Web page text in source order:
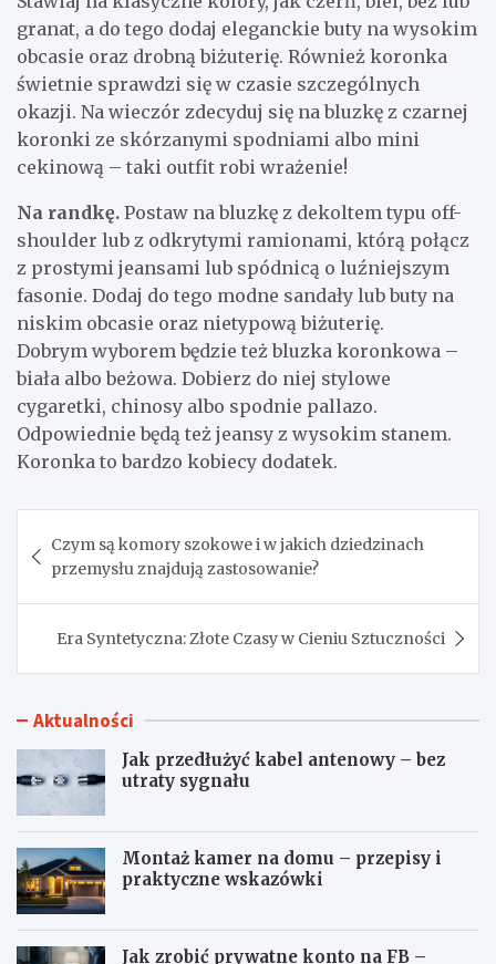
granat, a do tego dodaj eleganckie buty na wysokim
obcasie oraz drobną biżuterię. Również koronka
świetnie sprawdzi się w czasie szczególnych
okazji. Na wieczór zdecyduj się na bluzkę z czarnej
koronki ze skórzanymi spodniami albo mini
cekinową – taki outfit robi wrażenie!
Na randkę. Postaw na bluzkę z dekoltem typu off-
shoulder lub z odkrytymi ramionami, którą połącz
z prostymi jeansami lub spódnicą o luźniejszym
fasonie. Dodaj do tego modne sandały lub buty na
niskim obcasie oraz nietypową biżuterię.
Dobrym wyborem będzie też bluzka koronkowa –
biała albo beżowa. Dobierz do niej stylowe
cygaretki, chinosy albo spodnie pallazo.
Odpowiednie będą też jeansy z wysokim stanem.
Koronka to bardzo kobiecy dodatek.
wpisu
Czym są komory szokowe i w jakich dziedzinach
przemysłu znajdują zastosowanie?
Era Syntetyczna: Złote Czasy w Cieniu Sztuczności
Aktualności
Jak przedłużyć kabel antenowy – bez
utraty sygnału
Montaż kamer na domu – przepisy i
praktyczne wskazówki
Jak zrobić prywatne konto na FB –